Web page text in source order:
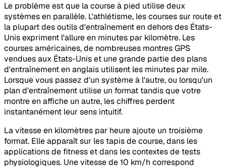
Le problème est que la course à pied utilise deux
systèmes en parallèle. L'athlétisme, les courses sur route et
la plupart des outils d'entraînement en dehors des États-
Unis expriment l'allure en minutes par kilomètre. Les
courses américaines, de nombreuses montres GPS
vendues aux États-Unis et une grande partie des plans
d'entraînement en anglais utilisent les minutes par mile.
Lorsque vous passez d'un système à l'autre, ou lorsqu'un
plan d'entraînement utilise un format tandis que votre
montre en affiche un autre, les chiffres perdent
instantanément leur sens intuitif.
La vitesse en kilomètres par heure ajoute un troisième
format. Elle apparaît sur les tapis de course, dans les
applications de fitness et dans les contextes de tests
physiologiques. Une vitesse de 10 km/h correspond